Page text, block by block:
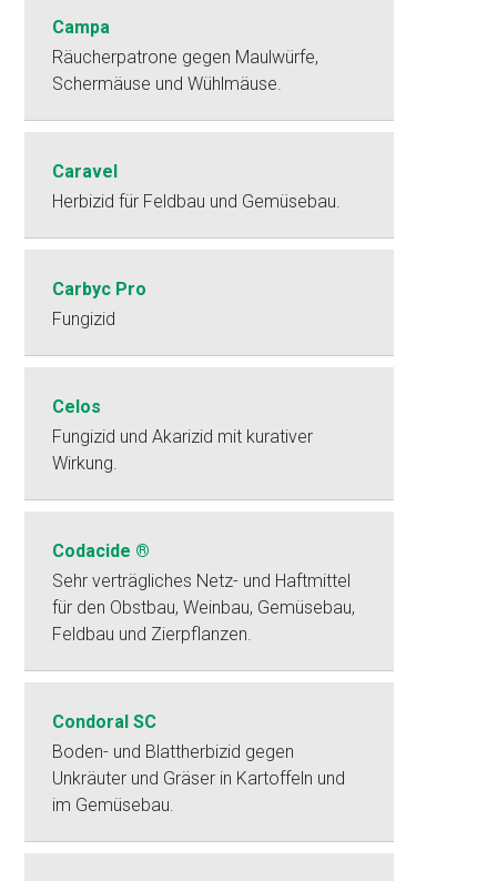
Campa
Räucherpatrone gegen Maulwürfe,
Schermäuse und Wühlmäuse.
Caravel
Herbizid für Feldbau und Gemüsebau.
Carbyc Pro
Fungizid
Celos
Fungizid und Akarizid mit kurativer
Wirkung.
Codacide ®
Sehr verträgliches Netz- und Haftmittel
für den Obstbau, Weinbau, Gemüsebau,
Feldbau und Zierpflanzen.
Condoral SC
Boden- und Blattherbizid gegen
Unkräuter und Gräser in Kartoffeln und
im Gemüsebau.